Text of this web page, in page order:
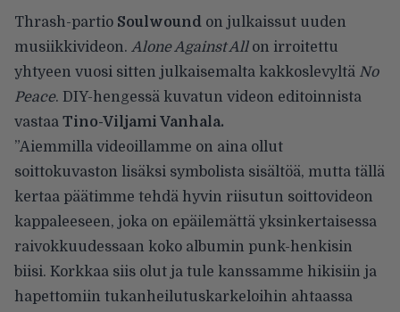
Thrash-partio Soulwound on julkaissut uuden
musiikkivideon. Alone Against Allon irroitettu
yhtyeen vuosi sitten julkaisemalta kakkoslevyltä No
Peace. DIY-hengessä kuvatun videon editoinnista
vastaa Tino-Viljami Vanhala.
”Aiemmilla videoillamme on aina ollut
soittokuvaston lisäksi symbolista sisältöä, mutta tällä
kertaa päätimme tehdä hyvin riisutun soittovideon
kappaleeseen, joka on epäilemättä yksinkertaisessa
raivokkuudessaan koko albumin punk-henkisin
biisi. Korkkaa siis olut ja tule kanssamme hikisiin ja
hapettomiin tukanheilutuskarkeloihin ahtaassa